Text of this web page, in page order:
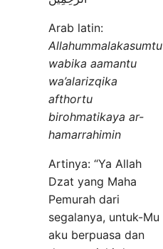
Arab latin:
Allahummalakasumtu
wabika aamantu
wa’alarizqika
afthortu
birohmatikaya ar-
hamarrahimin
Artinya: “Ya Allah
Dzat yang Maha
Pemurah dari
segalanya, untuk-Mu
aku berpuasa dan